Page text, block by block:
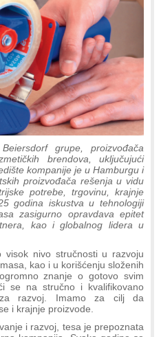
grupe, proizvođača
brendova, uključujući
kompanije je u Hamburgu i
proizvođača rešenja u vidu
potrebe, trgovinu, krajnje
godina iskustva u tehnologiji
zasigurno opravdava epitet
kao i globalnog lidera u
visok nivo stručnosti u razvoju
kao i u korišćenju složenih
znanje o gotovo svim
se na stručno i kvalifikovano
razvoj. Imamo za cilj da
i krajnje proizvode.
i razvoj, tesa je prepoznata